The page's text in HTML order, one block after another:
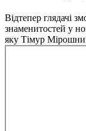
Відтепер глядачі
знаменитостей у
яку Тімур